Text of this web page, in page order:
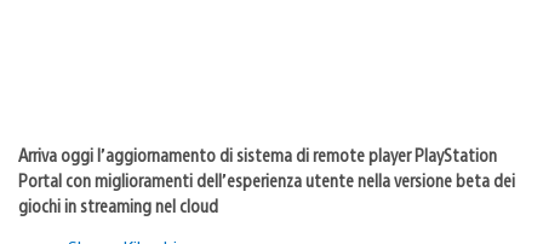
Arriva oggi l’aggiornamento di sistema di remote player PlayStation
Portal con miglioramenti dell’esperienza utente nella versione beta dei
giochi in streaming nel cloud